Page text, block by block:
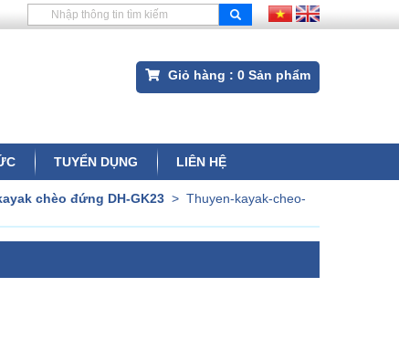
Giỏ hàng : 0 Sản phẩm
TUYỂN DỤNG LIÊN HỆ
chèo đứng DH-GK23 > Thuyen-kayak-cheo-